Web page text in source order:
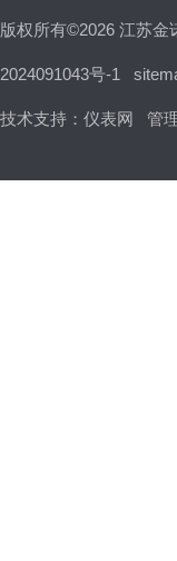
版权所有©2026 江苏金
2024091043号-1
技术支持： 仪表网 管